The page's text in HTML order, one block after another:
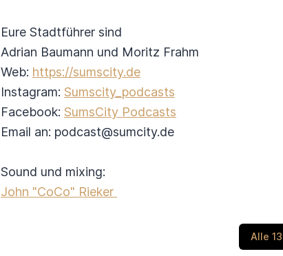
Eure Stadtführer sind
Adrian Baumann und Moritz Frahm
Web: https://sumscity.de
Instagram: Sumscity_podcasts
Facebook: SumsCity Podcasts
Email an: podcast@sumcity.de
Sound und mixing:
John "CoCo" Rieker
Alle